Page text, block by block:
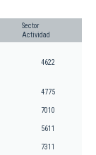
Sector
Actividad
4622
4775
7010
5611
7311